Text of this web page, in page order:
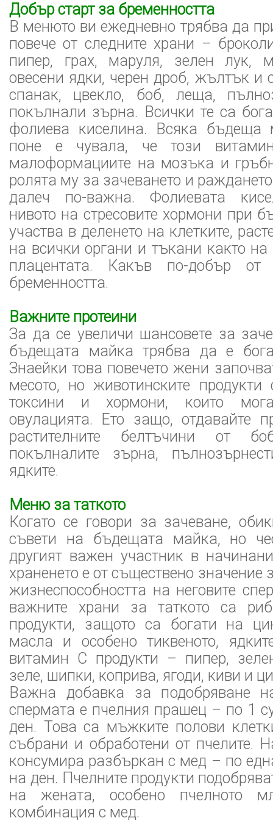
Добър старт за бременността
В менюто ви ежедневно трябва да
повече от следните храни –
пипер, грах, маруля, зелен лук,
овесени ядки, черен дроб, жълтък и
спанак, цвекло, боб, леща,
покълнали зърна. Всички те са
фолиева киселина. Всяка бъдеща
поне е чувала, че този витамин
малоформациите на мозъка и
ролята му за зачеването и
далеч по-важна. Фолиевата
нивото на стресовите хормони при
участва в деленето на клетките,
на всички органи и тъкани както
плацентата. Какъв по-добър
бременността.
Важните протеини
За да се увеличи шансовете за
бъдещата майка трябва да е
Знаейки това повечето жени
месото, но животинските
токсини и хормони, които
овулацията. Ето защо, отдавайте
растителните белтъчини от
покълналите зърна,
ядките.
Меню за таткото
Когато се говори за зачеване,
съвети на бъдещата майка, но
другият важен участник в
храненето е от съществено значение
жизнеспособността на неговите
важните храни за таткото са
продукти, защото са богати на
масла и особено тиквеното,
витамин С продукти – пипер,
зеле, шипки, коприва, ягоди, киви и
Важна добавка за подобряване
спермата е пчелния прашец – по 1
ден. Това са мъжките полови
събрани и обработени от пчелите.
консумира разбъркан с мед – по
на ден. Пчелните продукти
на жената, особено пчелното
комбинация с мед.